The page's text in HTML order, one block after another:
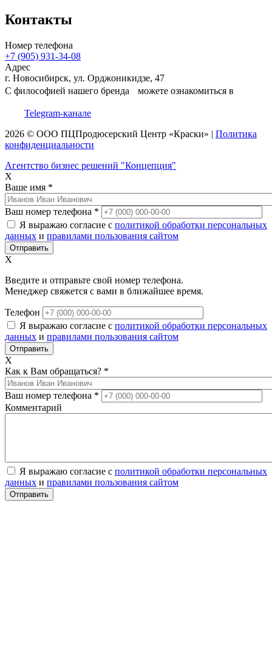
Контакты
Номер телефона
+7 (905) 931-34-08
Адрес
г. Новосибирск, ул. Орджоникидзе, 47
С философией нашего бренда можете ознакомиться в
Telegram-канале
2026 © ООО ПЦПродюсерский Центр «Краски» | Политика
конфиденциальности
Агентство бизнес решений "Концепция"
X
Ваше имя *
Ваш номер телефона *
Я выражаю согласие с политикой обработки персональных
данных и правилами пользования сайтом
X
Введите и отправьте свой номер телефона.
Менеджер свяжется с вами в ближайшее время.
Телефон
Я выражаю согласие с политикой обработки персональных
данных и правилами пользования сайтом
X
Как к Вам обращаться? *
Ваш номер телефона *
Комментарий
Я выражаю согласие с политикой обработки персональных
данных и правилами пользования сайтом